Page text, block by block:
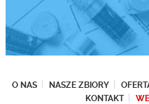
O NAS NASZE ZBIORY
KONTAKT